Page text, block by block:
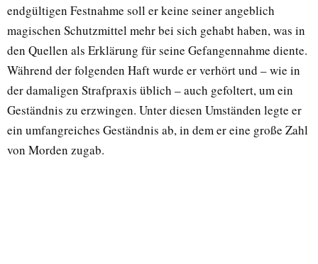
endgültigen Festnahme soll er keine seiner angeblich
magischen Schutzmittel mehr bei sich gehabt haben, was in
den Quellen als Erklärung für seine Gefangennahme diente.
Während der folgenden Haft wurde er verhört und – wie in
der damaligen Strafpraxis üblich – auch gefoltert, um ein
Geständnis zu erzwingen. Unter diesen Umständen legte er
ein umfangreiches Geständnis ab, in dem er eine große Zahl
von Morden zugab.